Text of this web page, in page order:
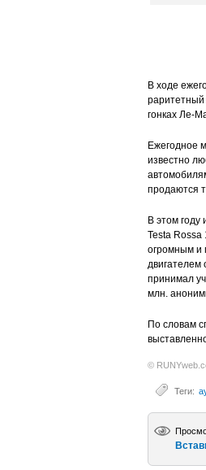
В ходе
раритетный
гонках Ле-
Ежегодное
известно
продаются
В этом году
Testa Rossa
огромным и
двигателем
принимал
млн.
По словам
©
Теги: